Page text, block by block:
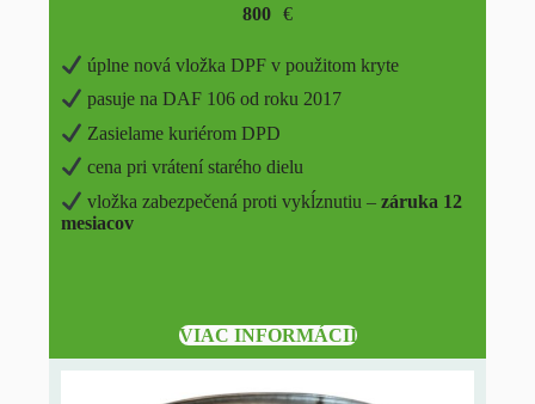
800 €
úplne nová vložka DPF v použitom kryte
pasuje na DAF 106 od roku 2017
Zasielame kuriérom DPD
cena pri vrátení starého dielu
vložka zabezpečená proti vykĺznutiu –záruka 12
mesiacov
VIAC INFORMÁCII